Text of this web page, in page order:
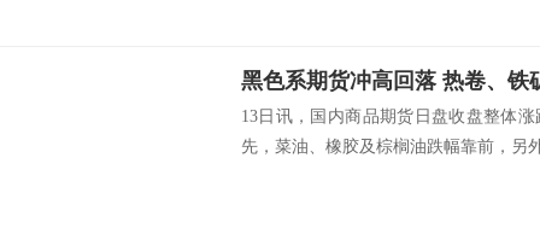
黑色系期货冲高回落 热卷、铁
13日讯，国内商品期货日盘收盘整体
先，菜油、橡胶及棕榈油跌幅靠前，另